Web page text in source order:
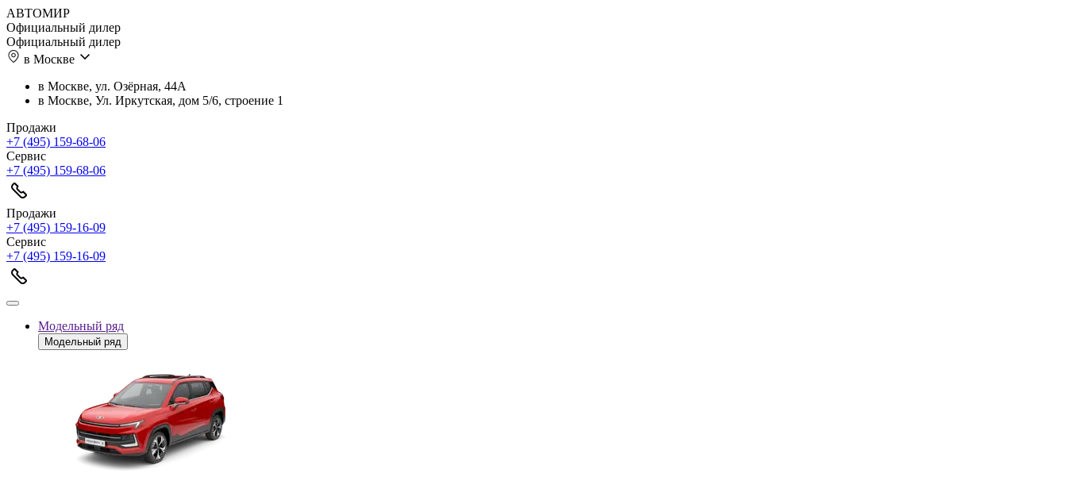
АВТОМИР
Официальный дилер
Официальный дилер
в Москве
в Москве, ул. Озёрная, 44А
в Москве, Ул. Иркутская, дом 5/6, строение 1
Продажи
+7 (495) 159-68-06
Сервис
+7 (495) 159-68-06
Продажи
+7 (495) 159-16-09
Сервис
+7 (495) 159-16-09
Модельный ряд
Модельный ряд